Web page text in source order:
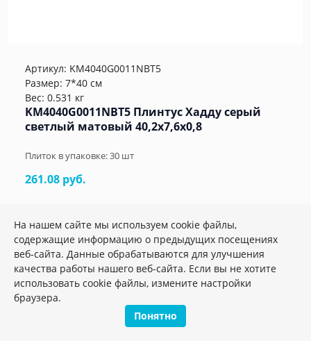
Артикул: KM4040G0011NBT5
Размер: 7*40 см
Вес: 0.531 кг
KM4040G0011NBT5 Плинтус Хадду серый
светлый матовый 40,2x7,6x0,8
Плиток в упаковке:30 шт
261.08 руб.
– + шт.
На нашем сайте мы используем cookie файлы,
содержащие информацию о предыдущих посещениях
веб-сайта. Данные обрабатываются для улучшения
качества работы нашего веб-сайта. Если вы не хотите
использовать cookie файлы, измените настройки
браузера.
Понятно